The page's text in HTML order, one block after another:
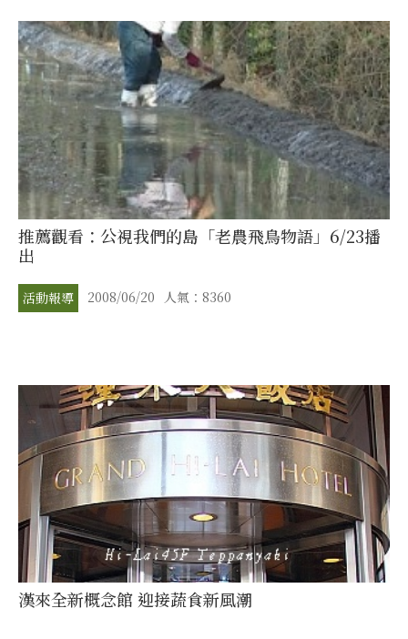
推薦觀看：公視我們的島「老農飛鳥物語」6/23播
出
活動報導 2008/06/20 人氣：8360
漢來全新概念館 迎接蔬食新風潮